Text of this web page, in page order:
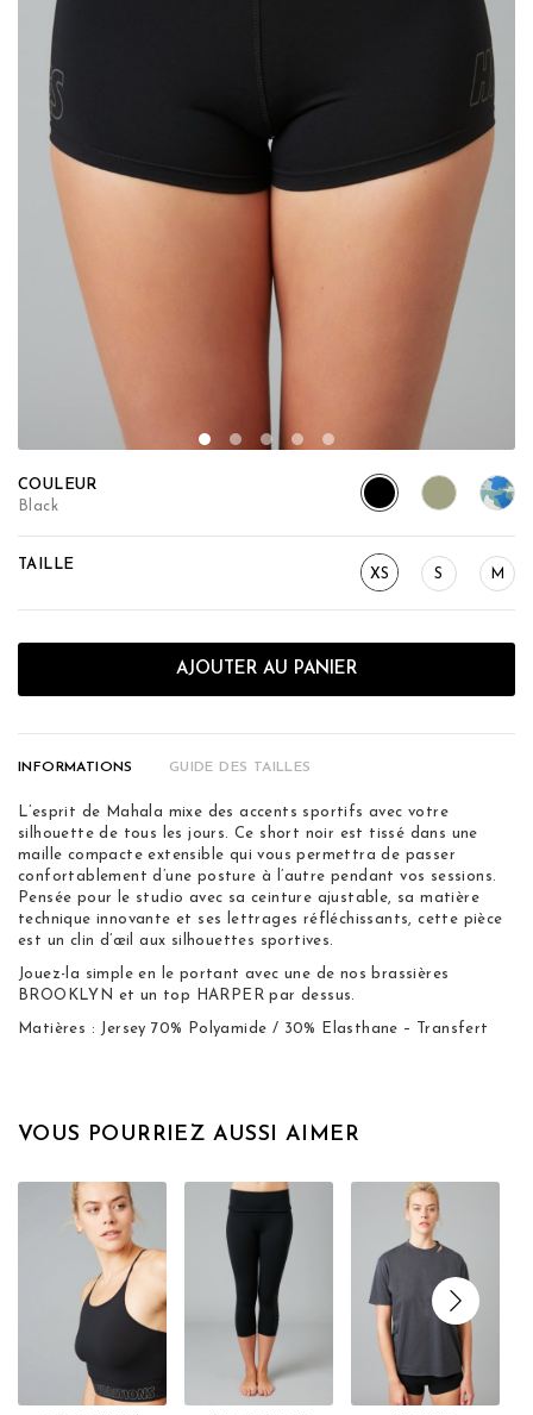
COULEUR
Black
TAILLE
XS S M
AJOUTER AU PANIER
INFORMATIONS GUIDE DES TAILLES
L’esprit de Mahala mixe des accents sportifs avec votre
silhouette de tous les jours. Ce short noir est tissé dans une
maille compacte extensible qui vous permettra de passer
confortablement d’une posture à l’autre pendant vos sessions.
Pensée pour le studio avec sa ceinture ajustable, sa matière
technique innovante et ses lettrages réfléchissants, cette pièce
est un clin d’œil aux silhouettes sportives.
Jouez-la simple en le portant avec une de nos brassières
BROOKLYN et un top HARPER par dessus.
Matières : Jersey 70% Polyamide / 30% Elasthane – Transfert
VOUS POURRIEZ AUSSI AIMER